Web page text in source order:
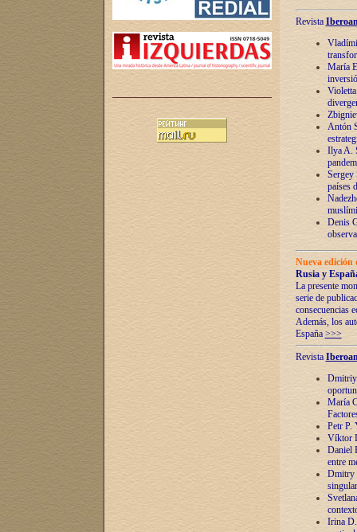
Revista
María
Antón
Ilya A.
Sergey
países
Denis
Nueva
Rusia y
La presente
serie de
consecuencias
Además, los
España >>>
Revista
Dmitriy
María
Petr P.
Víktor
Daniel
entre
Dmitry
Irina